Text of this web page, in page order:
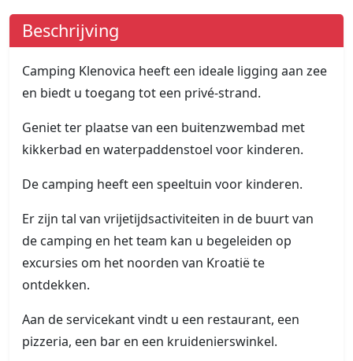
Beschrijving
Camping Klenovica heeft een ideale ligging aan zee
en biedt u toegang tot een privé-strand.
Geniet ter plaatse van een buitenzwembad met
kikkerbad en waterpaddenstoel voor kinderen.
De camping heeft een speeltuin voor kinderen.
Er zijn tal van vrijetijdsactiviteiten in de buurt van
de camping en het team kan u begeleiden op
excursies om het noorden van Kroatië te
ontdekken.
Aan de servicekant vindt u een restaurant, een
pizzeria, een bar en een kruidenierswinkel.